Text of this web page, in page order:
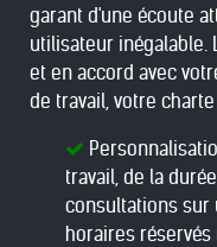
garant d'une écoute
utilisateur inégalable.
et en accord avec
de travail, votre
travail, de la
consultations sur
horaires